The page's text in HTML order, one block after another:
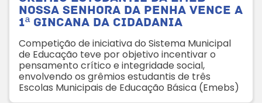
Nossa Senhora da Penha vence a
1ª Gincana da Cidadania
Competição de iniciativa do Sistema Municipal
de Educação teve por objetivo incentivar o
pensamento crítico e integridade social,
envolvendo os grêmios estudantis de três
Escolas Municipais de Educação Básica (Emebs)